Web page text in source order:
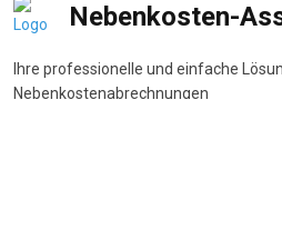
Nebenkosten-
Ihre professionelle und einfache
Nebenkostenabrechnungen